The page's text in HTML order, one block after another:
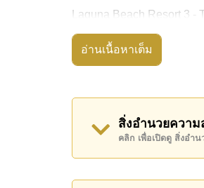
Laguna Beach Resort 3
เกมส์, ซาวน่าหรือห้องอบไอ
สถานที่สำคัญใกล้ Laguna
อสังหาริมทรัพย์นี้เปิดให้เช่
โปรดทราบว่าราคาค่าเช่
เงินมัดจำ 2 เดือนก่อนเข้าอ
อ่านเนื้อหาเต็ม
สิ่งอำนวยความ
คลิก เพื่อเปิดดู สิ่งอำ